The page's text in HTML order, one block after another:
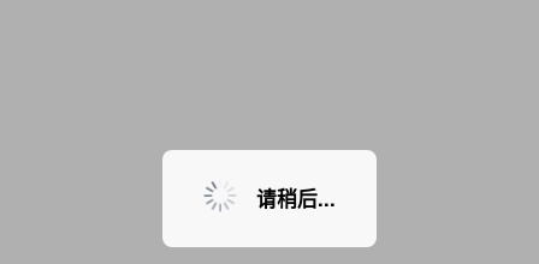
暂无课程，敬请期待
请稍后...